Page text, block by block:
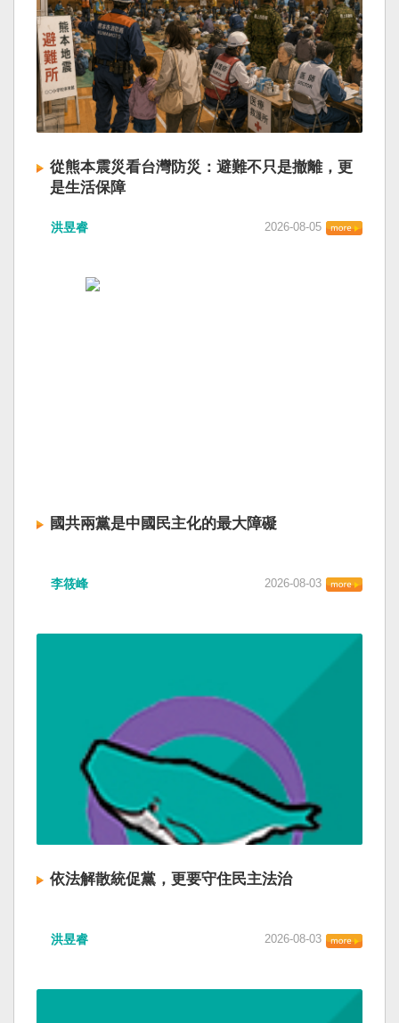
從熊本震災看台灣防災：避難不只是撤離，更
是生活保障
洪昱睿 2026-08-05
國共兩黨是中國民主化的最大障礙
李筱峰 2026-08-03
依法解散統促黨，更要守住民主法治
洪昱睿 2026-08-03